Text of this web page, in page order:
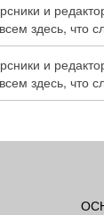
и
всем здесь, что
и
всем здесь, что